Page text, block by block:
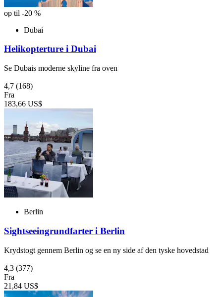
op til -20 %
Dubai
Helikopterture i Dubai
Se Dubais moderne skyline fra oven
4,7 (168)
Fra
183,66 US$
Berlin
Sightseeingrundfarter i Berlin
Krydstogt gennem Berlin og se en ny side af den tyske hovedstad
4,3 (377)
Fra
21,84 US$